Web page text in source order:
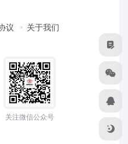
议 关于我们
关注微信公众号